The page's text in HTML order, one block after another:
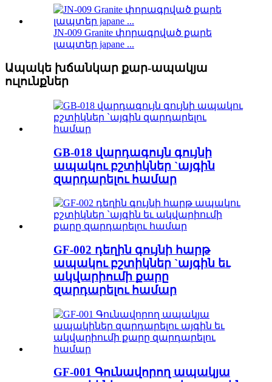
JN-009 Granite փորագրված քարե
լապտեր japane ...
Ապակե խճանկար քար-ապակյա
ուլունքներ
GB-018 վարդագույն գույնի
ապակու բշտիկներ `այգին
զարդարելու համար
GF-002 դեղին գույնի հարթ
ապակու բշտիկներ `այգին եւ
ակվարիումի քարը
զարդարելու համար
GF-001 Գունավորող ապակյա